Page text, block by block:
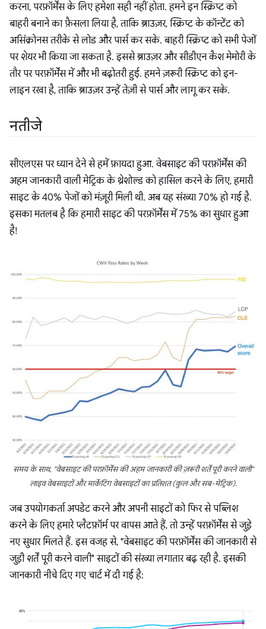
करना, परफ़ॉर्मेंस के लिए हमेशा सही नहीं होता. हमने इन स्क्रिप्ट को
बाहरी बनाने का फ़ैसला लिया है, ताकि ब्राउज़र, स्क्रिप्ट के कॉन्टेंट को
असिंक्रोनस तरीके से लोड और पार्स कर सके. बाहरी स्क्रिप्ट को सभी पेजों
पर शेयर भी किया जा सकता है. इससे ब्राउज़र और सीडीएन कैश मेमोरी के
तौर पर परफ़ॉर्मेंस में और भी बढ़ोतरी हुई. हमने ज़रूरी स्क्रिप्ट को इन-
लाइन रखा है, ताकि ब्राउज़र उन्हें तेज़ी से पार्स और लागू कर सके.
नतीजे
सीएलएस पर ध्यान देने से हमें फ़ायदा हुआ. वेबसाइट की परफ़ॉर्मेंस की
अहम जानकारी वाली मेट्रिक के थ्रेशोल्ड को हासिल करने के लिए, हमारी
साइट के 40% पेजों को मंज़ूरी मिली थी. अब यह संख्या 70% हो गई है.
इसका मतलब है कि हमारी साइट की परफ़ॉर्मेंस में 75% का सुधार हुआ
है!
समय के साथ, "वेबसाइट की परफ़ॉर्मेंस की अहम जानकारी की ज़रूरी शर्तें पूरी करने वाली"
लाइव वेबसाइटों और मार्केटिंग वेबसाइटों का प्रतिशत (कुल और सब-मेट्रिक).
जब उपयोगकर्ता अपडेट करने और अपनी साइटों को फिर से पब्लिश
करने के लिए हमारे प्लैटफ़ॉर्म पर वापस आते हैं, तो उन्हें परफ़ॉर्मेंस से जुड़े
नए सुधार मिलते हैं. इस वजह से, "वेबसाइट की परफ़ॉर्मेंस की जानकारी से
जुड़ी शर्तें पूरी करने वाली" साइटों की संख्या लगातार बढ़ रही है. इसकी
जानकारी नीचे दिए गए चार्ट में दी गई है: